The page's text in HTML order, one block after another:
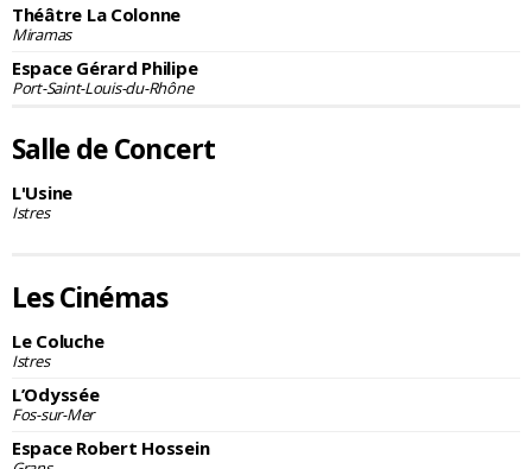
Théâtre La Colonne
Miramas
Espace Gérard Philipe
Port-Saint-Louis-du-Rhône
Salle de Concert
L'Usine
Istres
Les Cinémas
Le Coluche
Istres
L’Odyssée
Fos-sur-Mer
Espace Robert Hossein